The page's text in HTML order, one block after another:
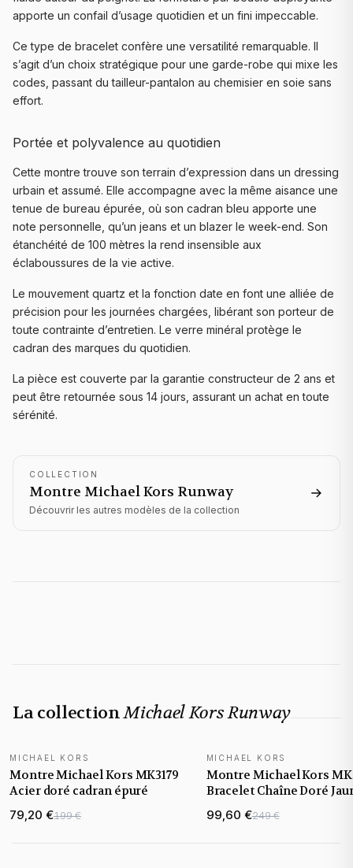
apporte un confail d’usage quotidien et un fini impeccable.
Ce type de bracelet confère une versatilité remarquable. Il
s’agit d’un choix stratégique pour une garde-robe qui mixe les
codes, passant du tailleur-pantalon au chemisier en soie sans
effort.
Portée et polyvalence au quotidien
Cette montre trouve son terrain d’expression dans un dressing
urbain et assumé. Elle accompagne avec la même aisance une
tenue de bureau épurée, où son cadran bleu apporte une
note personnelle, qu’un jeans et un blazer le week-end. Son
étanchéité de 100 mètres la rend insensible aux
éclaboussures de la vie active.
Le mouvement quartz et la fonction date en font une alliée de
précision pour les journées chargées, libérant son porteur de
toute contrainte d’entretien. Le verre minéral protège le
cadran des marques du quotidien.
La pièce est couverte par la garantie constructeur de 2 ans et
peut être retournée sous 14 jours, assurant un achat en toute
sérénité.
COLLECTION
Montre Michael Kors Runway
Découvrir les autres modèles de la collection
La collectionMichael Kors Runway
MICHAEL KORS
Montre Michael Kors MK3179
Acier doré cadran épuré
79,20 €199 €
MICHAEL KORS
Montre Michael Kors
Bracelet Chaîne Doré
99,60 €249 €